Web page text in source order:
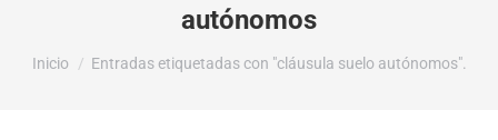
autónomos
Estás aquí:
Inicio Entradas etiquetadas con "cláusula suelo autónomos".